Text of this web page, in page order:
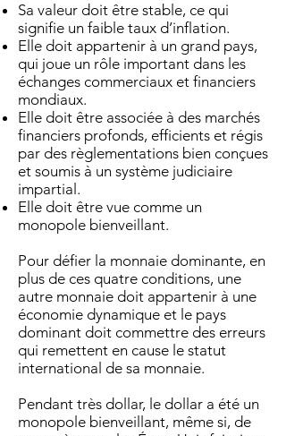
Sa valeur doit être stable, ce qui
signifie un faible taux d’inflation.
Elle doit appartenir à un grand pays,
qui joue un rôle important dans les
échanges commerciaux et financiers
mondiaux.
Elle doit être associée à des marchés
financiers profonds, efficients et régis
par des règlementations bien conçues
et soumis à un système judiciaire
impartial.
Elle doit être vue comme un
monopole bienveillant.
Pour défier la monnaie dominante, en
plus de ces quatre conditions, une
autre monnaie doit appartenir à une
économie dynamique et le pays
dominant doit commettre des erreurs
qui remettent en cause le statut
international de sa monnaie.
Pendant très dollar, le dollar a été un
monopole bienveillant, même si, de